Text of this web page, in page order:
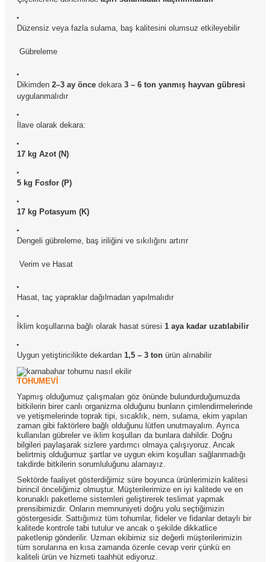
Düzensiz veya fazla sulama, baş kalitesini olumsuz etkileyebilir
Gübreleme
Dikimden 2–3 ay önce dekara 3 – 6 ton yanmış hayvan gübresi
uygulanmalıdır
İlave olarak dekara:
17 kg Azot (N)
5 kg Fosfor (P)
17 kg Potasyum (K)
Dengeli gübreleme, baş iriliğini ve sıkılığını artırır
Verim ve Hasat
Hasat, taç yapraklar dağılmadan yapılmalıdır
İklim koşullarına bağlı olarak hasat süresi 1 aya kadar uzatılabilir
Uygun yetiştiricilikte dekardan 1,5 – 3 ton ürün alınabilir
TOHUMEVİ
Yapmış olduğumuz çalışmaları göz önünde bulundurduğumuzda
bitkilerin birer canlı organizma olduğunu bunların çimlendirmelerinde
ve yetişmelerinde toprak tipi, sıcaklık, nem, sulama, ekim yapılan
zaman gibi faktörlere bağlı olduğunu lütfen unutmayalım. Ayrıca
kullanılan gübreler ve iklim koşulları da bunlara dahildir. Doğru
bilgileri paylaşarak sizlere yardımcı olmaya çalışıyoruz. Ancak
belirtmiş olduğumuz şartlar ve uygun ekim koşulları sağlanmadığı
takdirde bitkilerin sorumluluğunu alamayız.
Sektörde faaliyet gösterdiğimiz süre boyunca ürünlerimizin kalitesi
birincil önceliğimiz olmuştur. Müşterilerimize en iyi kalitede ve en
korunaklı paketleme sistemleri geliştirerek teslimat yapmak
prensibimizdir. Onların memnuniyeti doğru yolu seçtiğimizin
göstergesidir. Sattığımız tüm tohumlar, fideler ve fidanlar detaylı bir
kalitede kontrole tabi tutulur ve ancak o şekilde dikkatlice
paketlenip gönderilir. Uzman ekibimiz siz değerli müşterilerimizin
tüm sorularına en kısa zamanda özenle cevap verir çünkü en
kaliteli ürün ve hizmeti taahhüt ediyoruz.